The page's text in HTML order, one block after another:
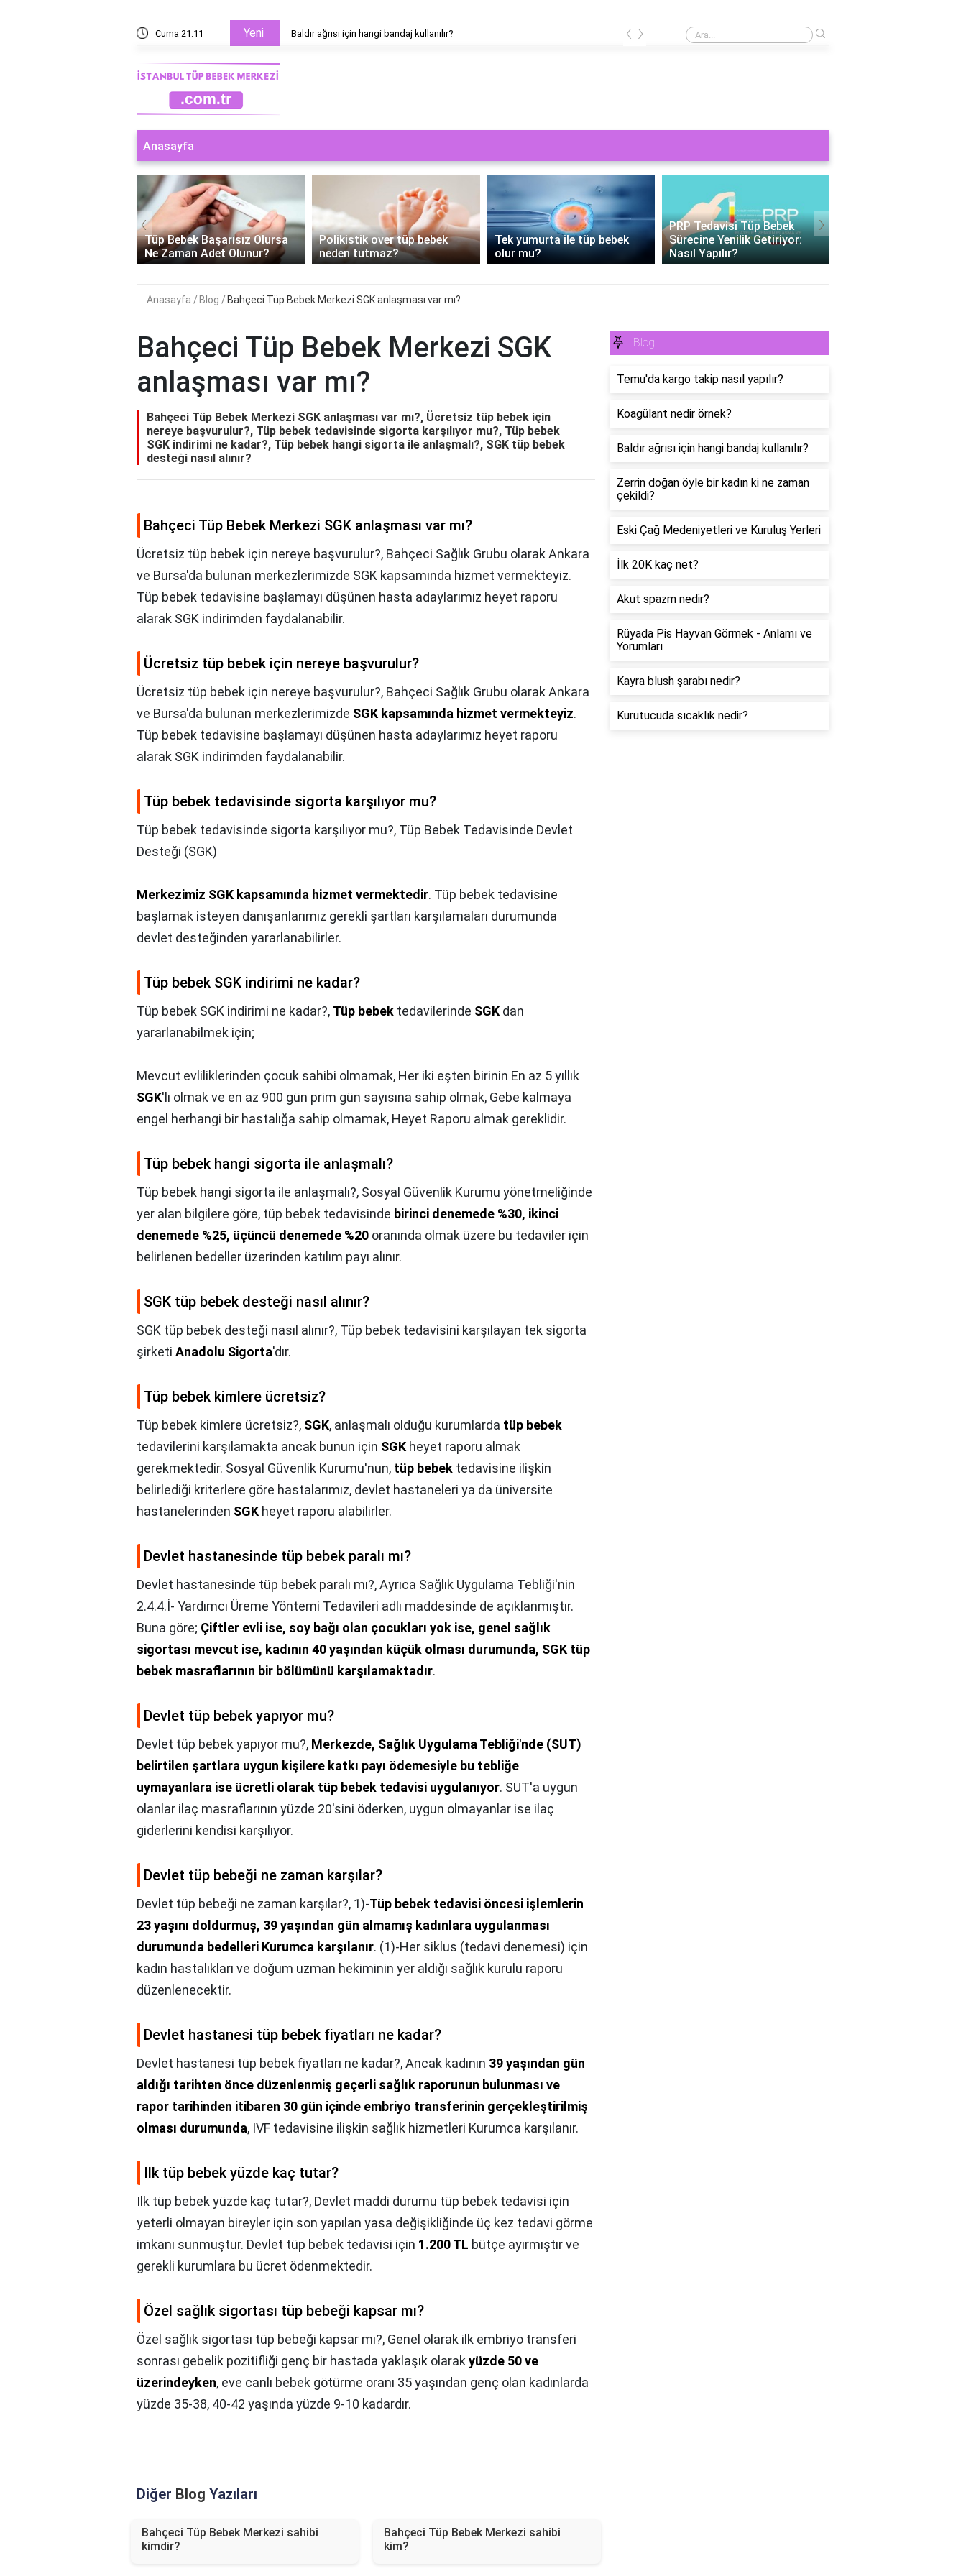
Cuma 21:11 Yeni Baldır ağrısı için hangi bandaj kullanılır? Baldır ağrısı için hangi bandaj kullanılır?
‹ ›
Anasayfa
Polikistik over tüp bebek
neden tutmaz?
Tek yumurta ile tüp bebek
olur mu?
PRP Tedavisi Tüp Bebek
Sürecine Yenilik Getiriyor:
Nasıl Yapılır?
Tüp Bebek 11 Gün Beta HCG
Değerleri: Gebelik
Belirteçlerinin Anlamı
‹ ›
Anasayfa Blog Bahçeci Tüp Bebek Merkezi SGK anlaşması var mı?
Bahçeci Tüp Bebek Merkezi SGK
anlaşması var mı?
Bahçeci Tüp Bebek Merkezi SGK anlaşması var mı?, Ücretsiz tüp bebek için
nereye başvurulur?, Tüp bebek tedavisinde sigorta karşılıyor mu?, Tüp bebek
SGK indirimi ne kadar?, Tüp bebek hangi sigorta ile anlaşmalı?, SGK tüp bebek
desteği nasıl alınır?
Bahçeci Tüp Bebek Merkezi SGK anlaşması var mı?
Ücretsiz tüp bebek için nereye başvurulur?, Bahçeci Sağlık Grubu olarak Ankara
ve Bursa'da bulunan merkezlerimizde SGK kapsamında hizmet vermekteyiz.
Tüp bebek tedavisine başlamayı düşünen hasta adaylarımız heyet raporu
alarak SGK indirimden faydalanabilir.
Ücretsiz tüp bebek için nereye başvurulur?
Ücretsiz tüp bebek için nereye başvurulur?, Bahçeci Sağlık Grubu olarak Ankara
ve Bursa'da bulunan merkezlerimizde SGK kapsamında hizmet vermekteyiz.
Tüp bebek tedavisine başlamayı düşünen hasta adaylarımız heyet raporu
alarak SGK indirimden faydalanabilir.
Tüp bebek tedavisinde sigorta karşılıyor mu?
Tüp bebek tedavisinde sigorta karşılıyor mu?, Tüp Bebek Tedavisinde Devlet
Desteği (SGK)
Merkezimiz SGK kapsamında hizmet vermektedir. Tüp bebek tedavisine
başlamak isteyen danışanlarımız gerekli şartları karşılamaları durumunda
devlet desteğinden yararlanabilirler.
Tüp bebek SGK indirimi ne kadar?
Tüp bebek SGK indirimi ne kadar?, Tüp bebek tedavilerinde SGK dan
yararlanabilmek için;
Mevcut evliliklerinden çocuk sahibi olmamak, Her iki eşten birinin En az 5 yıllık
SGK'lı olmak ve en az 900 gün prim gün sayısına sahip olmak, Gebe kalmaya
engel herhangi bir hastalığa sahip olmamak, Heyet Raporu almak gereklidir.
Tüp bebek hangi sigorta ile anlaşmalı?
Tüp bebek hangi sigorta ile anlaşmalı?, Sosyal Güvenlik Kurumu yönetmeliğinde
yer alan bilgilere göre, tüp bebek tedavisinde birinci denemede %30, ikinci
denemede %25, üçüncü denemede %20 oranında olmak üzere bu tedaviler için
belirlenen bedeller üzerinden katılım payı alınır.
SGK tüp bebek desteği nasıl alınır?
SGK tüp bebek desteği nasıl alınır?, Tüp bebek tedavisini karşılayan tek sigorta
şirketi Anadolu Sigorta'dır.
Tüp bebek kimlere ücretsiz?
Tüp bebek kimlere ücretsiz?, SGK, anlaşmalı olduğu kurumlarda tüp bebek
tedavilerini karşılamakta ancak bunun için SGK heyet raporu almak
gerekmektedir. Sosyal Güvenlik Kurumu'nun, tüp bebek tedavisine ilişkin
belirlediği kriterlere göre hastalarımız, devlet hastaneleri ya da üniversite
hastanelerinden SGK heyet raporu alabilirler.
Devlet hastanesinde tüp bebek paralı mı?
Devlet hastanesinde tüp bebek paralı mı?,Ayrıca Sağlık Uygulama Tebliği'nin
2.4.4.İ- Yardımcı Üreme Yöntemi Tedavileri adlı maddesinde de açıklanmıştır.
Buna göre; Çiftler evli ise, soy bağı olan çocukları yok ise, genel sağlık
sigortası mevcut ise, kadının 40 yaşından küçük olması durumunda, SGK tüp
bebek masraflarının bir bölümünü karşılamaktadır.
Devlet tüp bebek yapıyor mu?
Devlet tüp bebek yapıyor mu?, Merkezde, Sağlık Uygulama Tebliği'nde (SUT)
belirtilen şartlara uygun kişilere katkı payı ödemesiyle bu tebliğe
uymayanlara ise ücretli olarak tüp bebek tedavisi uygulanıyor. SUT'a uygun
olanlar ilaç masraflarının yüzde 20'sini öderken, uygun olmayanlar ise ilaç
giderlerini kendisi karşılıyor.
Devlet tüp bebeği ne zaman karşılar?
Devlet tüp bebeği ne zaman karşılar?, 1)-Tüp bebek tedavisi öncesi işlemlerin
23 yaşını doldurmuş, 39 yaşından gün almamış kadınlara uygulanması
durumunda bedelleri Kurumca karşılanır. (1)-Her siklus (tedavi denemesi) için
kadın hastalıkları ve doğum uzman hekiminin yer aldığı sağlık kurulu raporu
düzenlenecektir.
Devlet hastanesi tüp bebek fiyatları ne kadar?
Devlet hastanesi tüp bebek fiyatları ne kadar?,Ancak kadının 39 yaşından gün
aldığı tarihten önce düzenlenmiş geçerli sağlık raporunun bulunması ve
rapor tarihinden itibaren 30 gün içinde embriyo transferinin gerçekleştirilmiş
olması durumunda, IVF tedavisine ilişkin sağlık hizmetleri Kurumca karşılanır.
Ilk tüp bebek yüzde kaç tutar?
Ilk tüp bebek yüzde kaç tutar?, Devlet maddi durumu tüp bebek tedavisi için
yeterli olmayan bireyler için son yapılan yasa değişikliğinde üç kez tedavi görme
imkanı sunmuştur. Devlet tüp bebek tedavisi için 1.200 TL bütçe ayırmıştır ve
gerekli kurumlara bu ücret ödenmektedir.
Özel sağlık sigortası tüp bebeği kapsar mı?
Özel sağlık sigortası tüp bebeği kapsar mı?, Genel olarak ilk embriyo transferi
sonrası gebelik pozitifliği genç bir hastada yaklaşık olarakyüzde 50 ve
üzerindeyken, eve canlı bebek götürme oranı 35 yaşından genç olan kadınlarda
yüzde 35-38, 40-42 yaşında yüzde 9-10 kadardır.
Diğer Blog Yazıları
Bahçeci Tüp Bebek Merkezi sahibi
kimdir?
Bahçeci Tüp Bebek Merkezi sahibi
kim?
Blog
Temu'da kargo takip nasıl yapılır?
Koagülant nedir örnek?
Baldır ağrısı için hangi bandaj kullanılır?
Zerrin doğan öyle bir kadın ki ne zaman
çekildi?
Eski Çağ Medeniyetleri ve Kuruluş Yerleri
İlk 20K kaç net?
Akut spazm nedir?
Rüyada Pis Hayvan Görmek - Anlamı ve
Yorumları
Kayra blush şarabı nedir?
Kurutucuda sıcaklık nedir?